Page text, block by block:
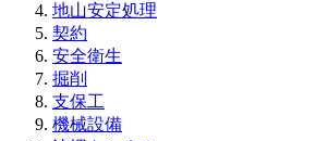
地山安定処理
契約
安全衛生
掘削
支保工
機械設備